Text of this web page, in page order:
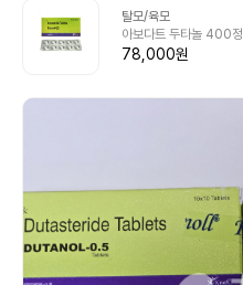
탈모/육모
아보다트 두타놀 400정
78,000원